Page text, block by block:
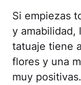
Si empiezas
y amabilidad,
tatuaje tiene
flores y una
muy positivas.